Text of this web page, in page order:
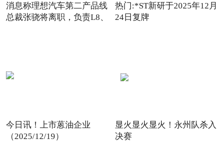
消息称理想汽车第二产品线
总裁张骁将离职，负责L8、
热门:*ST新研于2025年12月
24日复牌
今日讯！上市蒽油企业
（2025/12/19）
显火显火显火！永州队杀入
决赛